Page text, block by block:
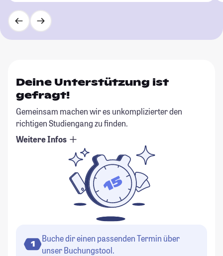
Deine Unterstützung ist
gefragt!
Gemeinsam machen wir es unkomplizierter den
richtigen Studiengang zu finden.
Weitere Infos
1
Buche dir einen passenden Termin über
unser Buchungstool.